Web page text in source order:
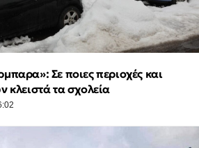
Σε ποιες περιοχές και
κλειστά τα σχολεία